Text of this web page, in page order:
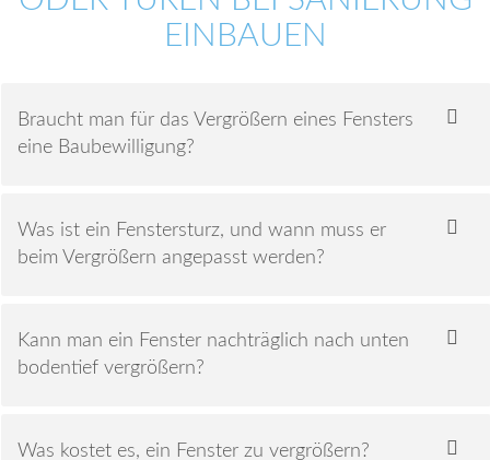
INBAUEN
Braucht man für das Vergrößern eines Fensters
eine Baubewilligung?
Was ist ein Fenstersturz, und wann muss er
beim Vergrößern angepasst werden?
Kann man ein Fenster nachträglich nach unten
bodentief vergrößern?
Was kostet es, ein Fenster zu vergrößern?